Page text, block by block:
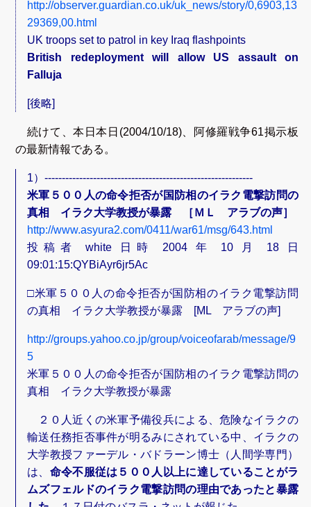
http://observer.guardian.co.uk/uk_news/story/0,6903,13
29369,00.html
UK troops set to patrol in key Iraq flashpoints
British redeployment will allow US assault on
Falluja
[後略]
続けて、本日本日(2004/10/18)、阿修羅戦争61掲示板
の最新情報である。
1）------------------------------------------------------------
米軍５００人の命令拒否が国防相のイラク電撃訪問の
真相 イラク大学教授が暴露 ［ＭＬ アラブの声］
http://www.asyura2.com/0411/war61/msg/643.html
投稿者 white 日時 2004 年 10 月 18 日
09:01:15:QYBiAyr6jr5Ac
□米軍５００人の命令拒否が国防相のイラク電撃訪問
の真相 イラク大学教授が暴露 [ML アラブの声]
http://groups.yahoo.co.jp/group/voiceofarab/message/9
5
米軍５００人の命令拒否が国防相のイラク電撃訪問の
真相 イラク大学教授が暴露
２０人近くの米軍予備役兵による、危険なイラクの
輸送任務拒否事件が明るみにされている中、イラクの
大学教授ファーデル・バドラーン博士（人間学専門）
は、 命令不服従は５００人以上に達していることがラ
ムズフェルドのイラク電撃訪問の理由であったと暴露